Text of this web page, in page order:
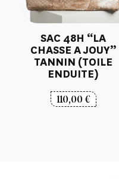
SAC 48H “LA
CHASSE A JOUY”
TANNIN (TOILE
ENDUITE)
110,00€